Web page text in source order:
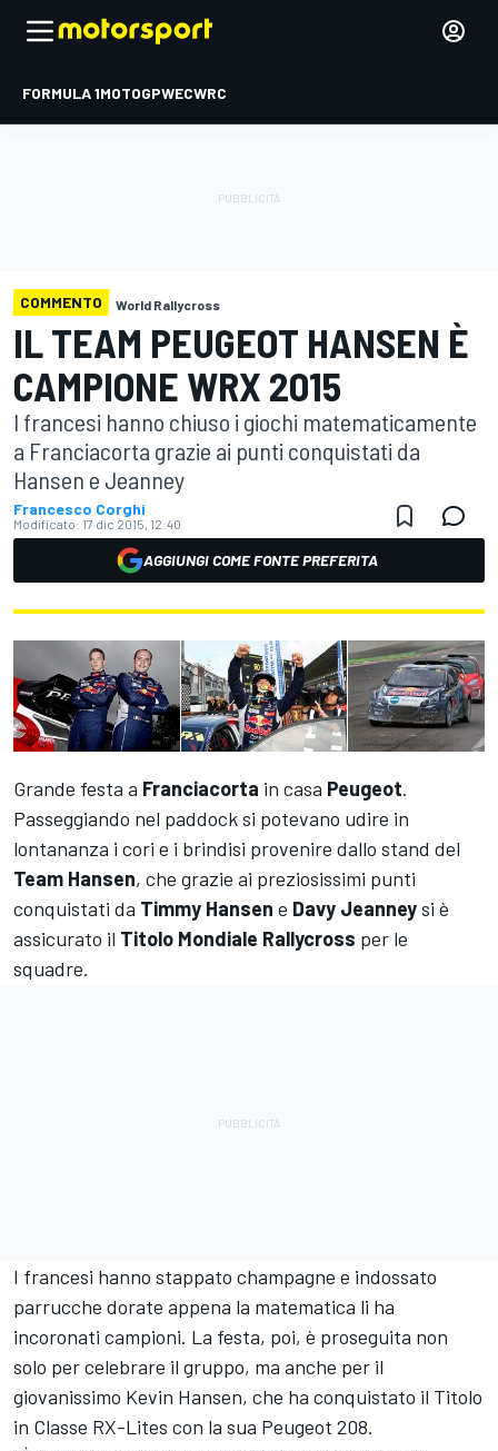
FORMULA 1MOTOGPWECWRC
COMMENTO World Rallycross
IL TEAM PEUGEOT HANSEN È
CAMPIONE WRX 2015
I francesi hanno chiuso i giochi matematicamente
a Franciacorta grazie ai punti conquistati da
Hansen e Jeanney
Francesco Corghi
Modificato: 17 dic 2015, 12:40
AGGIUNGI COME FONTE PREFERITA
Grande festa a Franciacorta in casa Peugeot.
Passeggiando nel paddock si potevano udire in
lontananza i cori e i brindisi provenire dallo stand del
Team Hansen, che grazie ai preziosissimi punti
conquistati da Timmy Hansen e Davy Jeanneysi è
assicurato il Titolo Mondiale Rallycross per le
squadre.
I francesi hanno stappato champagne e indossato
parrucche dorate appena la matematica li ha
incoronati campioni. La festa, poi, è proseguita non
solo per celebrare il gruppo, ma anche per il
giovanissimo Kevin Hansen, che ha conquistato il Titolo
in Classe RX-Lites con la sua Peugeot 208.